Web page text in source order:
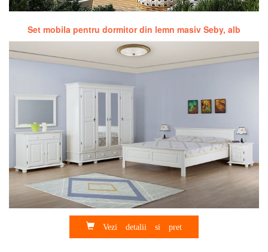
Set mobila pentru dormitor din lemn masiv Seby, alb
Vezi detalii si pret